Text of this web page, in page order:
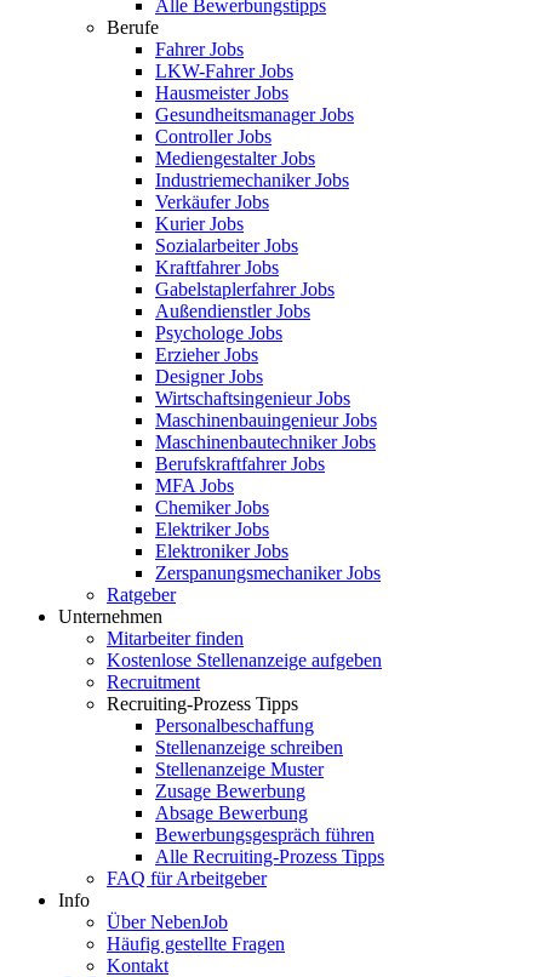
Alle Bewerbungstipps
Berufe
Fahrer Jobs
LKW-Fahrer Jobs
Hausmeister Jobs
Gesundheitsmanager Jobs
Controller Jobs
Mediengestalter Jobs
Industriemechaniker Jobs
Verkäufer Jobs
Kurier Jobs
Sozialarbeiter Jobs
Kraftfahrer Jobs
Gabelstaplerfahrer Jobs
Außendienstler Jobs
Psychologe Jobs
Erzieher Jobs
Designer Jobs
Wirtschaftsingenieur Jobs
Maschinenbauingenieur Jobs
Maschinenbautechniker Jobs
Berufskraftfahrer Jobs
MFA Jobs
Chemiker Jobs
Elektriker Jobs
Elektroniker Jobs
Zerspanungsmechaniker Jobs
Ratgeber
Unternehmen
Mitarbeiter finden
Kostenlose Stellenanzeige aufgeben
Recruitment
Recruiting-Prozess Tipps
Personalbeschaffung
Stellenanzeige schreiben
Stellenanzeige Muster
Zusage Bewerbung
Absage Bewerbung
Bewerbungsgespräch führen
Alle Recruiting-Prozess Tipps
FAQ für Arbeitgeber
Info
Über NebenJob
Häufig gestellte Fragen
Kontakt